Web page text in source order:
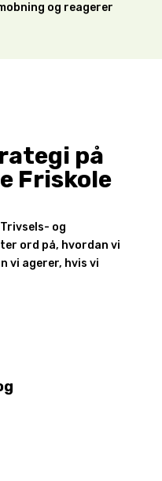
og reagerer
på
Friskole
og
ord på, hvordan vi
vi agerer, hvis vi